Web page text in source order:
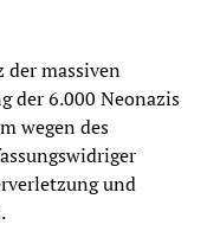
massiven
der 6.000 Neonazis
wegen des
und